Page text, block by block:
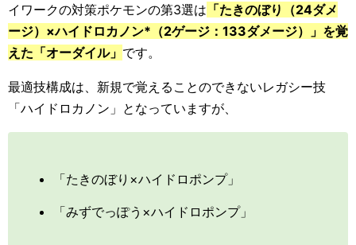
イワークの対策ポケモンの第3選は 「たきのぼり（24ダメ
ージ）×ハイドロカノン*（2ゲージ：133ダメージ）」を覚
えた「オーダイル」 です。
最適技構成は、新規で覚えることのできないレガシー技
「ハイドロカノン」となっていますが、
「たきのぼり×ハイドロポンプ」
「みずでっぽう×ハイドロポンプ」